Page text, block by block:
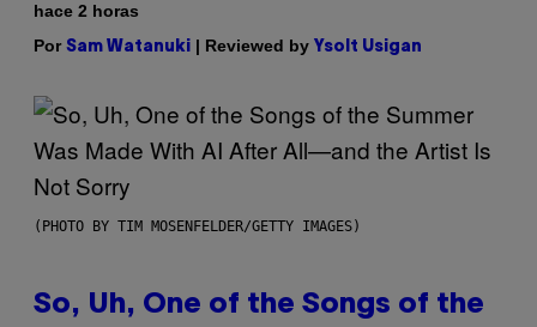
hace 2 horas
Por Sam Watanuki | Reviewed by Ysolt Usigan
(PHOTO BY TIM MOSENFELDER/GETTY IMAGES)
So, Uh, One of the Songs of the